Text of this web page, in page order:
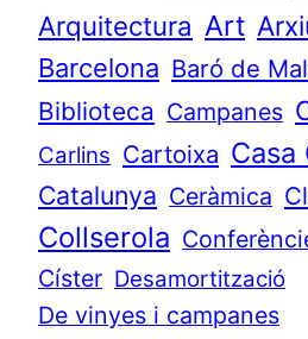
Arquitectura Art
Barcelona Baró de
Biblioteca Campanes
Carlins Cartoixa Casa
Catalunya Ceràmica
Collserola
Císter Desamortització
De vinyes i campanes